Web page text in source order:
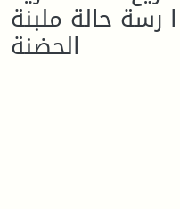
حالة ملبنة
الحضنة